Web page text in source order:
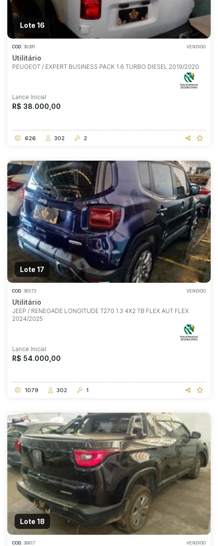
Lote 16
COD. 38391 VENDIDO
Utilitário
PEUGEOT / EXPERT BUSINESS PACK 1.6 TURBO DIESEL 2019/2020
Lance Inicial
R$ 38.000,00
626 302 2
Lote 17
COD. 38573 VENDIDO
Utilitário
JEEP / RENEGADE LONGITUDE T270 1.3 4X2 TB FLEX AUT FLEX
2024/2025
Lance Inicial
R$ 54.000,00
1079 302 1
Lote 18
COD. 38617 VENDIDO